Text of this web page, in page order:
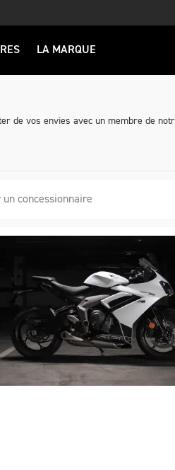
LA MARQUE
de vos envies avec un membre de
un concessionnaire